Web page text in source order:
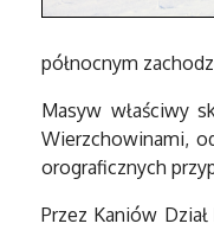
północnym
Masyw właściwy
Wierzchowinami,
orograficznych
Przez Kaniów